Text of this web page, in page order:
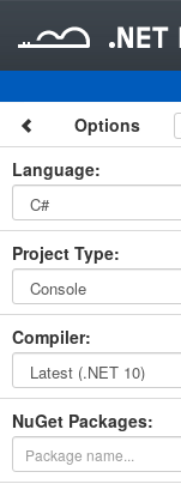
Options
Language:
Project Type:
Compiler:
NuGet Packages: